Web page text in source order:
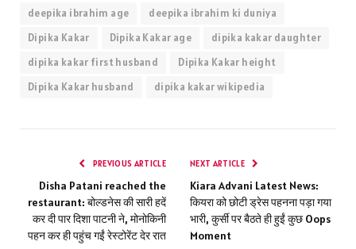
deepika ibrahim age
deepika ibrahim ki duniya
Dipika Kakar
Dipika Kakar age
dipika kakar daughter
dipika kakar first husband
Dipika Kakar height
Dipika Kakar husband
dipika kakar wikipedia
PREVIOUS ARTICLE
Disha Patani reached the
restaurant: बोल्डनेस की सारी हदें
कर दी पार दिशा पाटनी ने, मोनोकिनी
पहन कर ही पहुंच गईं रेस्टोरेंट देर रात
NEXT ARTICLE
Kiara Advani Latest News:
कियरा को छोटी ड्रेस पहनना पड़ा गया
भारी, कुर्सी पर बैठते ही हुईं कुछ Oops
Moment